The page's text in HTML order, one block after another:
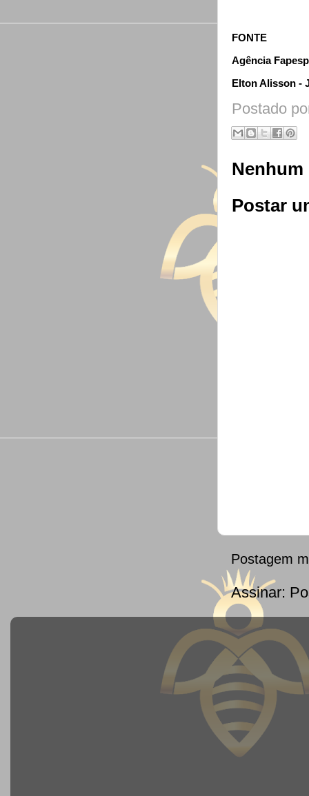
FONTE
Agência Fapesp
Elton Alisson -
Postado
Postar
Postagem
Assinar: